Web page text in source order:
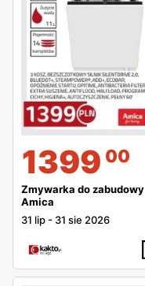
1399 00
Zmywarka do zabudowy
Amica
31 lip - 31 sie 2026